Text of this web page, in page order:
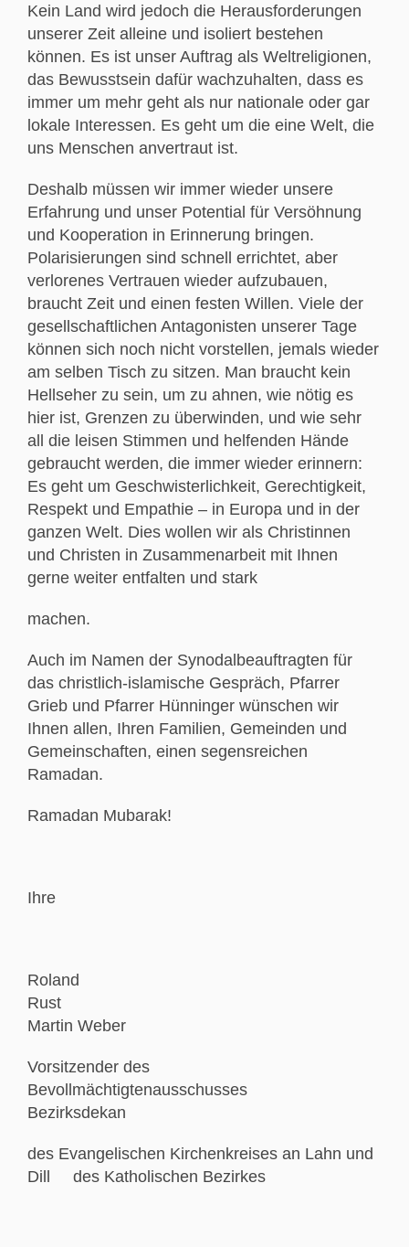
Kein Land wird jedoch die Herausforderungen
unserer Zeit alleine und isoliert bestehen
können. Es ist unser Auftrag als Weltreligionen,
das Bewusstsein dafür wachzuhalten, dass es
immer um mehr geht als nur nationale oder gar
lokale Interessen. Es geht um die eine Welt, die
uns Menschen anvertraut ist.
Deshalb müssen wir immer wieder unsere
Erfahrung und unser Potential für Versöhnung
und Kooperation in Erinnerung bringen.
Polarisierungen sind schnell errichtet, aber
verlorenes Vertrauen wieder aufzubauen,
braucht Zeit und einen festen Willen. Viele der
gesellschaftlichen Antagonisten unserer Tage
können sich noch nicht vorstellen, jemals wieder
am selben Tisch zu sitzen. Man braucht kein
Hellseher zu sein, um zu ahnen, wie nötig es
hier ist, Grenzen zu überwinden, und wie sehr
all die leisen Stimmen und helfenden Hände
gebraucht werden, die immer wieder erinnern:
Es geht um Geschwisterlichkeit, Gerechtigkeit,
Respekt und Empathie – in Europa und in der
ganzen Welt. Dies wollen wir als Christinnen
und Christen in Zusammenarbeit mit Ihnen
gerne weiter entfalten und stark
machen.
Auch im Namen der Synodalbeauftragten für
das christlich-islamische Gespräch, Pfarrer
Grieb und Pfarrer Hünninger wünschen wir
Ihnen allen, Ihren Familien, Gemeinden und
Gemeinschaften, einen segensreichen
Ramadan.
Ramadan Mubarak!
Ihre
Roland
Rust
Martin Weber
Vorsitzender des
Bevollmächtigtenausschusses
Bezirksdekan
des Evangelischen Kirchenkreises an Lahn und
Dill des Katholischen Bezirkes